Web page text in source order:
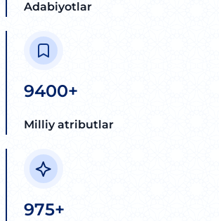
Adabiyotlar
9400+
Milliy atributlar
975+